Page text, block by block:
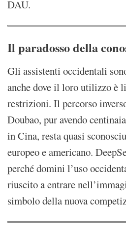
DAU.
Il paradosso della
Gli assistenti occidentali
anche dove il loro utilizzo è
restrizioni. Il percorso
Doubao, pur avendo
in Cina, resta quasi
europeo e americano.
perché domini l’uso
riuscito a entrare
simbolo della nuova